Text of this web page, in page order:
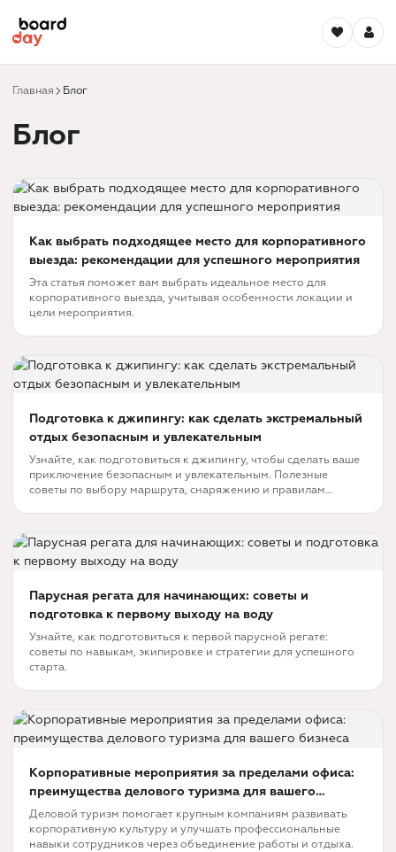
Главная Блог
Блог
Как выбрать подходящее место для корпоративного
выезда: рекомендации для успешного мероприятия
Эта статья поможет вам выбрать идеальное место для
корпоративного выезда, учитывая особенности локации и
цели мероприятия.
Подготовка к джипингу: как сделать экстремальный
отдых безопасным и увлекательным
Узнайте, как подготовиться к джипингу, чтобы сделать ваше
приключение безопасным и увлекательным. Полезные
советы по выбору маршрута, снаряжению и правилам
Парусная регата для начинающих: советы и
подготовка к первому выходу на воду
Узнайте, как подготовиться к первой парусной регате:
советы по навыкам, экипировке и стратегии для успешного
старта.
Корпоративные мероприятия за пределами офиса:
преимущества делового туризма для вашего
бизнеса
Деловой туризм помогает крупным компаниям развивать
корпоративную культуру и улучшать профессиональные
навыки сотрудников через объединение работы и отдыха.